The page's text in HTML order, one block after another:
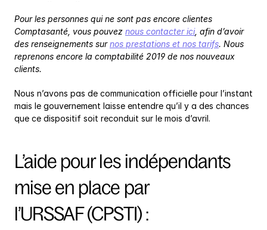
Pour les personnes qui ne sont pas encore clientes
Comptasanté, vous pouvez nous contacter ici, afin d’avoir
des renseignements sur nos prestations et nos tarifs. Nous
reprenons encore la comptabilité 2019 de nos nouveaux
clients.
Nous n’avons pas de communication officielle pour l’instant
mais le gouvernement laisse entendre qu’il y a des chances
que ce dispositif soit reconduit sur le mois d’avril.
L’aide pour les indépendants
mise en place par
l’URSSAF (CPSTI) :